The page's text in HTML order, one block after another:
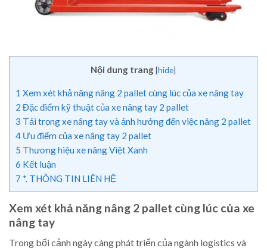
Nội dung trang[hide]
1 Xem xét khả năng nâng 2 pallet cùng lúc của xe nâng tay
2 Đặc điểm kỹ thuật của xe nâng tay 2 pallet
3 Tải trọng xe nâng tay và ảnh hưởng đến việc nâng 2 pallet
4 Ưu điểm của xe nâng tay 2 pallet
5 Thương hiệu xe nâng Việt Xanh
6 Kết luận
7 *. THÔNG TIN LIÊN HỆ
Xem xét khả năng nâng 2 pallet cùng lúc của xe
nâng tay
Trong bối cảnh ngày càng phát triển của ngành logistics và